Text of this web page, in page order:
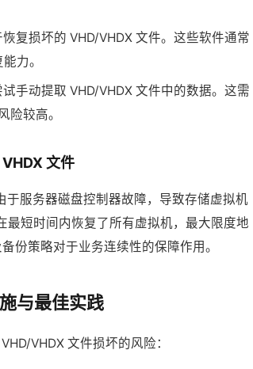
复损坏的 VHD/VHDX 文件。这些软件通常
力。
手动提取 VHD/VHDX 文件中的数据。这需
险较高。
文件
服务器磁盘控制器故障，导致存储虚拟机
最短时间内恢复了所有虚拟机，最大限度地
份策略对于业务连续性的保障作用。
与最佳实践
VHDX 文件损坏的风险：